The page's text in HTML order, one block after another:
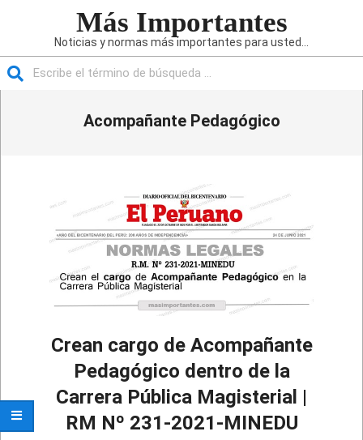
Más Importantes
Noticias y normas más importantes para usted...
Acompañante Pedagógico
Crean cargo de Acompañante
Pedagógico dentro de la
Carrera Pública Magisterial |
RM Nº 231-2021-MINEDU